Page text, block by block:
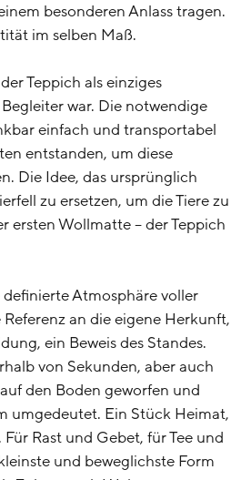
besonderen Anlass tragen.
im selben Maß.
Teppich als einziges
war. Die notwendige
einfach und transportabel
entstanden, um diese
Die Idee, das ursprünglich
zu ersetzen, um die Tiere zu
ersten Wollmatte – der Teppich
Atmosphäre voller
an die eigene Herkunft,
ein Beweis des Standes.
von Sekunden, aber auch
den Boden geworfen und
umgedeutet. Ein Stück Heimat,
Rast und Gebet, für Tee und
und beweglichste Form